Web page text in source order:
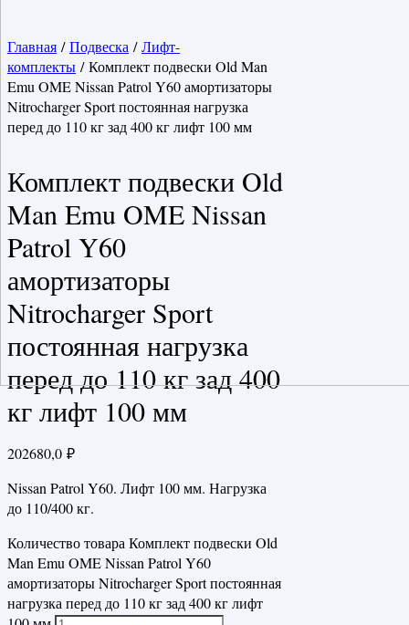
Главная /Подвеска /Лифт-
комплекты / Комплект подвески Old Man
Emu OME Nissan Patrol Y60 амортизаторы
Nitrocharger Sport постоянная нагрузка
перед до 110 кг зад 400 кг лифт 100 мм
Комплект подвески Old
Man Emu OME Nissan
Patrol Y60
амортизаторы
Nitrocharger Sport
постоянная нагрузка
перед до 110 кг зад 400
кг лифт 100 мм
202680,0 ₽
Nissan Patrol Y60. Лифт 100 мм. Нагрузка
до 110/400 кг.
Количество товара Комплект подвески Old
Man Emu OME Nissan Patrol Y60
амортизаторы Nitrocharger Sport постоянная
нагрузка перед до 110 кг зад 400 кг лифт